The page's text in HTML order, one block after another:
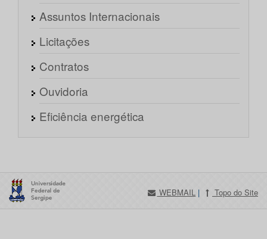
Assuntos Internacionais
Licitações
Contratos
Ouvidoria
Eficiência energética
WEBMAIL | Topo do Site